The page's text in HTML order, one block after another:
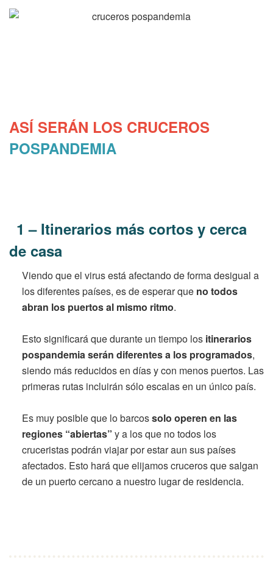
ASÍ SERÁN LOS CRUCEROS
POSPANDEMIA
1 – Itinerarios más cortos y cerca
de casa
Viendo que el virus está afectando de forma desigual a
los diferentes países, es de esperar que no todos
abran los puertos al mismo ritmo.
Esto significará que durante un tiempo los itinerarios
pospandemia serán diferentes a los programados,
siendo más reducidos en días y con menos puertos. Las
primeras rutas incluirán sólo escalas en un único país.
Es muy posible que lo barcossolo operen en las
regiones “abiertas” y a los que no todos los
cruceristas podrán viajar por estar aun sus países
afectados. Esto hará que elijamos cruceros que salgan
de un puerto cercano a nuestro lugar de residencia.